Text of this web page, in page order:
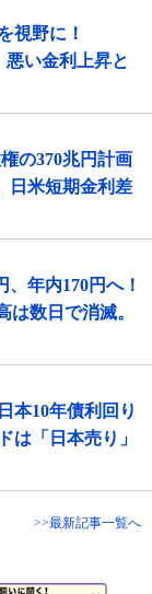
視野に！
い金利上昇と
の370兆円計画
日米短期金利差
年内170円へ！
は数日で消滅。
本10年債利回り
は「日本売り」
>>最新記事一覧へ